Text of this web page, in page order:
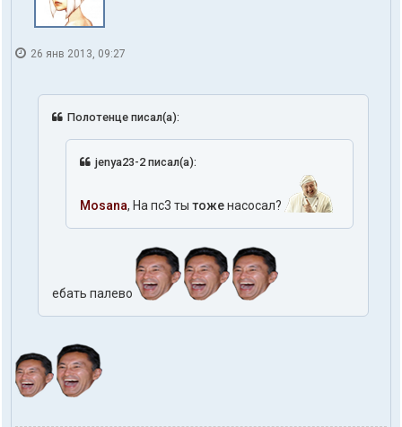
26 янв 2013, 09:27
Полотенце писал(а):
jenya23-2 писал(а):
Mosana, На пс3 ты тоженасосал?
ебать палево